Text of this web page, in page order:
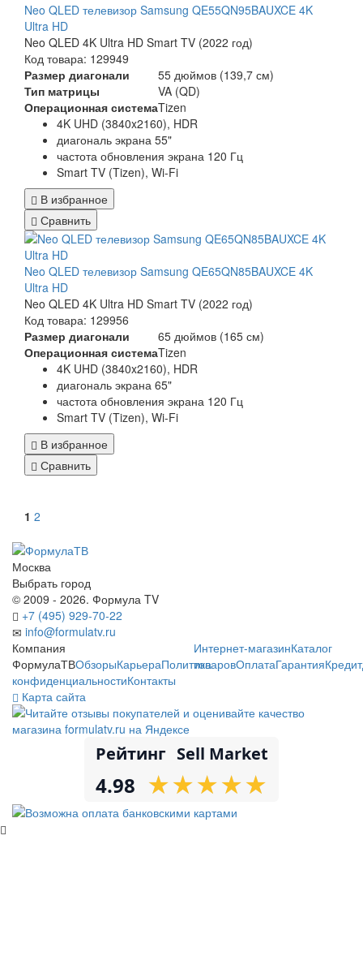
Neo QLED телевизор Samsung QE55QN95BAUXCE 4K
Ultra HD
Neo QLED 4K Ultra HD Smart TV (2022 год)
Код товара: 129949
Размер диагонали
55 дюймов (139,7 см)
Тип матрицы
VA (QD)
Операционная системаTizen
4K UHD (3840x2160), HDR
диагональ экрана 55"
частота обновления экрана 120 Гц
Smart TV (Tizen), Wi-Fi
В избранное
Сравнить
Neo QLED телевизор Samsung QE65QN85BAUXCE 4K
Ultra HD
Neo QLED 4K Ultra HD Smart TV (2022 год)
Код товара: 129956
Размер диагонали
65 дюймов (165 см)
Операционная системаTizen
4K UHD (3840x2160), HDR
диагональ экрана 65"
частота обновления экрана 120 Гц
Smart TV (Tizen), Wi-Fi
В избранное
Сравнить
1 2
Москва
Выбрать город
© 2009 - 2026. Формула TV
+7 (495) 929-70-22
info@formulatv.ru
Компания
ФормулаТВОбзорыКарьераПолитика
конфиденциальностиКонтакты
Интернет-магазинКаталог
товаровОплатаГарантияКредит
Карта сайта
Рейтинг Sell Market
4.98 ★
★★
★★
★★
★★
★